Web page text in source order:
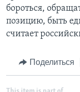
бороться,
позицию, быть
считает
Поделиться